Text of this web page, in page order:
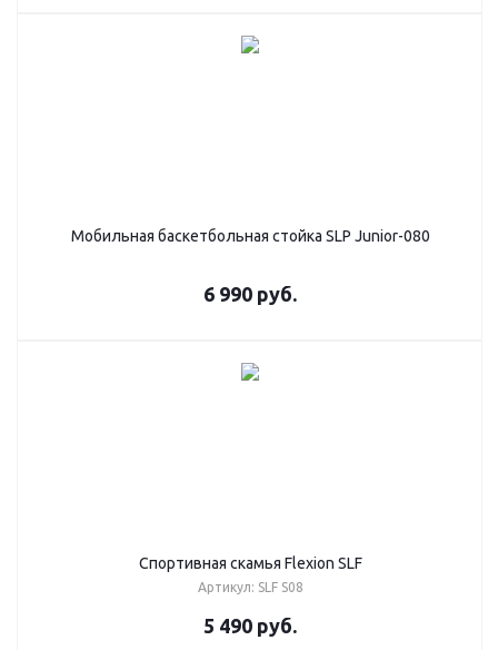
Мобильная баскетбольная стойка SLP Junior-080
6 990 руб.
Спортивная скамья Flexion SLF
Артикул: SLF S08
5 490 руб.